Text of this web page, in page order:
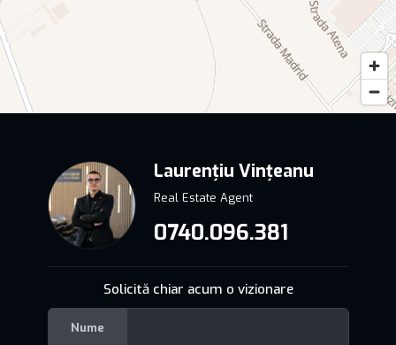
Laurențiu Vințeanu
Real Estate Agent
0740.096.381
Solicită chiar acum o vizionare
Nume